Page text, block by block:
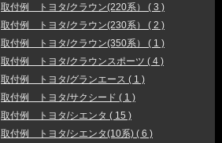
取付例 トヨタ/クラウン(220系） ( 3 )
取付例 トヨタ/クラウン(230系） ( 2 )
取付例 トヨタ/クラウン(350系） ( 1 )
取付例 トヨタ/クラウンスポーツ ( 4 )
取付例 トヨタ/グランエース ( 1 )
取付例 トヨタ/サクシード ( 1 )
取付例 トヨタ/シエンタ ( 15 )
取付例 トヨタ/シエンタ(10系) ( 6 )